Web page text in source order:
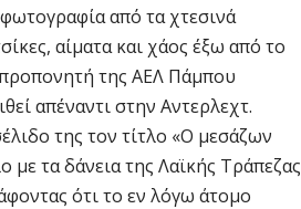
από τα χτεσινά
αίματα και χάος έξω από το
της ΑΕΛ Πάμπου
απέναντι στην Αντερλεχτ.
της τον τίτλο «Ο μεσάζων
τα δάνεια της Λαϊκής Τράπεζας
ότι το εν λόγω άτομο